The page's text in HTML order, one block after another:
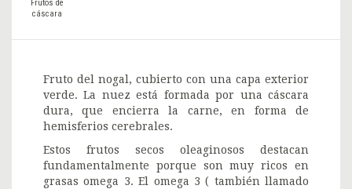
Frutos de
cáscara
Fruto del nogal, cubierto con una capa exterior
verde. La nuez está formada por una cáscara
dura, que encierra la carne, en forma de
hemisferios cerebrales.
Estos frutos secos oleaginosos destacan
fundamentalmente porque son muy ricos en
grasas omega 3. El omega 3 ( también llamado